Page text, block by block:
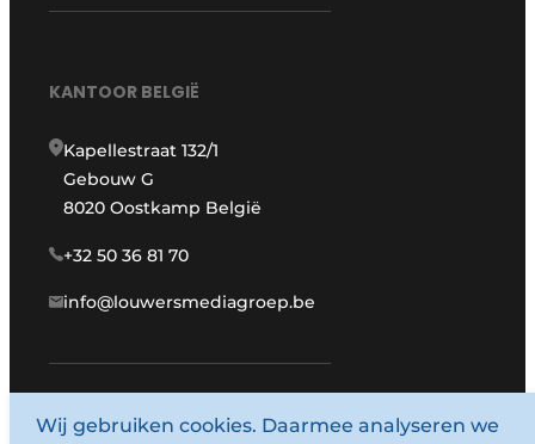
KANTOOR BELGIË
Kapellestraat 132/1
Gebouw G
8020 Oostkamp België
+32 50 36 81 70
info@louwersmediagroep.be
www.louwersmediagroep.com
Wij gebruiken cookies. Daarmee analyseren we